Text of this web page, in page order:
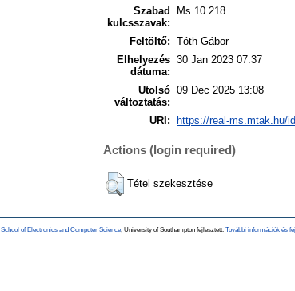
Szabad
kulcsszavak:
Ms 10.218
Feltöltő: Tóth Gábor
Elhelyezés
dátuma:
30 Jan 2023 07:37
Utolsó
változtatás:
09 Dec 2025 13:08
URI: https://real-ms.mtak.hu/
Actions (login required)
Tétel szekesztése
School of Electronics and Computer Science , University of Southampton fejlesztett. További információk és